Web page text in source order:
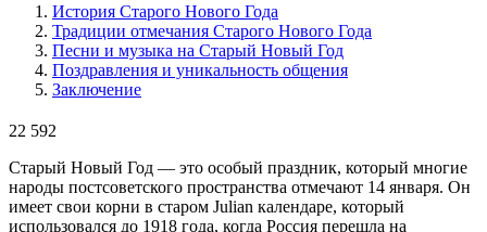
История Старого Нового Года
Традиции отмечания Старого Нового Года
Песни и музыка на Старый Новый Год
Поздравления и уникальность общения
Заключение
22 592
Старый Новый Год — это особый праздник, который многие
народы постсоветского пространства отмечают 14 января. Он
имеет свои корни в старом Julian календаре, который
использовался до 1918 года, когда Россия перешла на